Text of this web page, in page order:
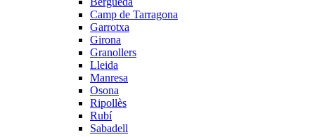
Camp de Tarragona
Garrotxa
Girona
Granollers
Lleida
Manresa
Osona
Ripollès
Rubí
Sabadell